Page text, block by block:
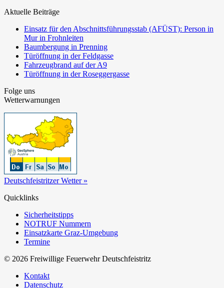
Aktuelle Beiträge
Einsatz für den Abschnittsführungsstab (AFÜST): Person in
Mur in Frohnleiten
Baumbergung in Prenning
Türöffnung in der Feldgasse
Fahrzeugbrand auf der A9
Türöffnung in der Roseggergasse
Folge uns
Wetterwarnungen
Deutschfeistritzer Wetter »
Quicklinks
Sicherheitstipps
NOTRUF Nummern
Einsatzkarte Graz-Umgebung
Termine
© 2026 Freiwillige Feuerwehr Deutschfeistritz
Kontakt
Datenschutz